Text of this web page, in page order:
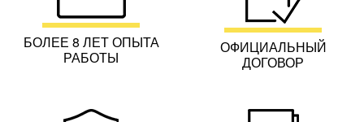
БОЛЕЕ 8 ЛЕТ ОПЫТА
РАБОТЫ
ОФИЦИАЛЬНЫЙ
ДОГОВОР